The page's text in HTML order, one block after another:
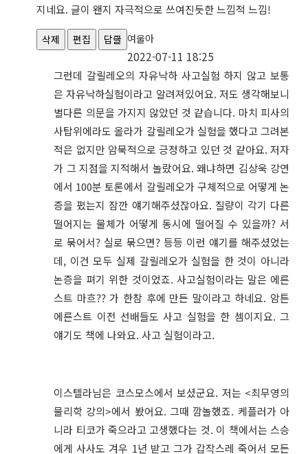
지네요. 글이 왠지 자극적으로 쓰여진듯한 느낌적 느낌!
삭제 편집 답글 여울아
2022-07-11 18:25
그런데 갈릴레오의 자유낙하 사고실험 하지 않고 보통
은 자유낙하실험이라고 알려져있어요. 저도 생각해보니
별다른 의문을 가지지 않았던 것 같습니다. 마치 피사의
사탑위에라도 올라가 갈릴레오가 실험을 했다고 그려본
적은 없지만 암묵적으로 긍정하고 있던 것 같아요. 저자
가 그 지점을 지적해서 놀랐어요. 왜냐하면 김상욱 강연
에서 100분 토론에서 갈릴레오가 구체적으로 어떻게 논
증을 폈는지 잠깐 얘기해주셨잖아요. 질량이 각기 다른
떨어지는 물체가 어떻게 동시에 떨어질 수 있을까? 서
로 묶어서? 실로 묶으면? 등등 이런 얘기를 해주셨었는
데, 이건 모두 실제 갈릴레오가 실험을 한 것이 아니라
논증을 펴기 위한 것이었죠. 사고실험이라는 말은 에른
스트 마흐?? 가 한참 후에 만든 말이라고 하네요. 암튼
에른스트 이전 선배들도 사고 실험을 한 셈이지요. 그
얘기도 책에 나와요. 사고 실험이라고.
이스텔라님은 코스모스에서 보셨군요. 저는 <최무영의
물리학 강의>에서 봤어요. 그때 깜놀했죠. 케플러가 아
니라 티코가 죽으라고 고생했다는 것. 이 책에서는 스승
에게 사사도 겨우 1년 받고 그가 갑작스레 죽어서 모든